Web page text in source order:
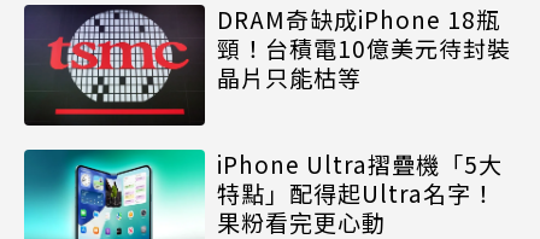
DRAM奇缺成iPhone 18瓶
頸！台積電10億美元待封裝
晶片只能枯等
iPhone Ultra摺疊機「5大
特點」配得起Ultra名字！
果粉看完更心動